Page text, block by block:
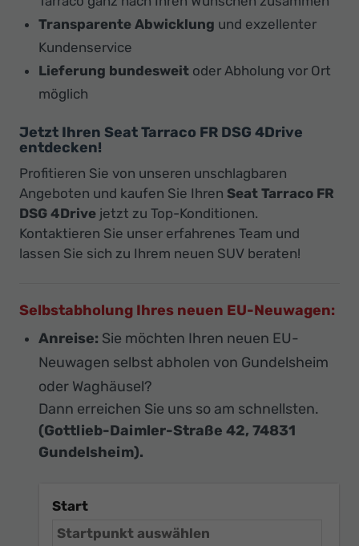
Transparente Abwicklung und exzellenter
Kundenservice
Lieferung bundesweit oder Abholung vor Ort
möglich
Jetzt Ihren Seat Tarraco FR DSG 4Drive
entdecken!
Profitieren Sie von unseren unschlagbaren
Angeboten und kaufen Sie Ihren Seat Tarraco FR
DSG 4Drive jetzt zu Top-Konditionen.
Kontaktieren Sie unser erfahrenes Team und
lassen Sie sich zu Ihrem neuen SUV beraten!
Selbstabholung Ihres neuen EU-Neuwagen:
Anreise: Sie möchten Ihren neuen EU-
Neuwagen selbst abholen von Gundelsheim
oder Waghäusel?
Dann erreichen Sie uns so am schnellsten.
(Gottlieb-Daimler-Straße 42, 74831
Gundelsheim).
Start